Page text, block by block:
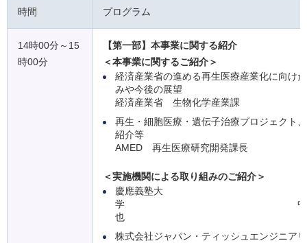
時間 プログラム
14時00分～15
時00分
【第一部】本事業に関する紹介
＜本事業に関するご紹介＞
経済産業省の進める再生医療産業化に向け
みや今後の展望
経済産業省 生物化学産業課
再生・細胞医療・遺伝子治療プロジェクト
紹介等
AMED 再生医療研究開発課長
＜実施機関による取り組みのご紹介＞
慶應義塾大
学 中村
也
株式会社ジャパン・ティッシュエンジニア